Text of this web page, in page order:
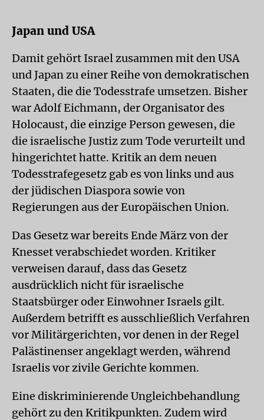
Japan und USA
Damit gehört Israel zusammen mit den USA
und Japan zu einer Reihe von demokratischen
Staaten, die die Todesstrafe umsetzen. Bisher
war Adolf Eichmann, der Organisator des
Holocaust, die einzige Person gewesen, die
die israelische Justiz zum Tode verurteilt und
hingerichtet hatte. Kritik an dem neuen
Todesstrafegesetz gab es von links und aus
der jüdischen Diaspora sowie von
Regierungen aus der Europäischen Union.
Das Gesetz war bereits Ende März von der
Knesset verabschiedet worden. Kritiker
verweisen darauf, dass das Gesetz
ausdrücklich nicht für israelische
Staatsbürger oder Einwohner Israels gilt.
Außerdem betrifft es ausschließlich Verfahren
vor Militärgerichten, vor denen in der Regel
Palästinenser angeklagt werden, während
Israelis vor zivile Gerichte kommen.
Eine diskriminierende Ungleichbehandlung
gehört zu den Kritikpunkten. Zudem wird